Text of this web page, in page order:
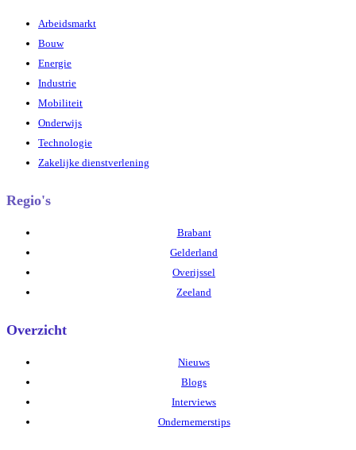
Arbeidsmarkt
Bouw
Energie
Industrie
Mobiliteit
Onderwijs
Technologie
Zakelijke dienstverlening
Regio's
Brabant
Gelderland
Overijssel
Zeeland
Overzicht
Nieuws
Blogs
Interviews
Ondernemerstips